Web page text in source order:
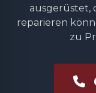
ausgerüstet,
reparieren
zu